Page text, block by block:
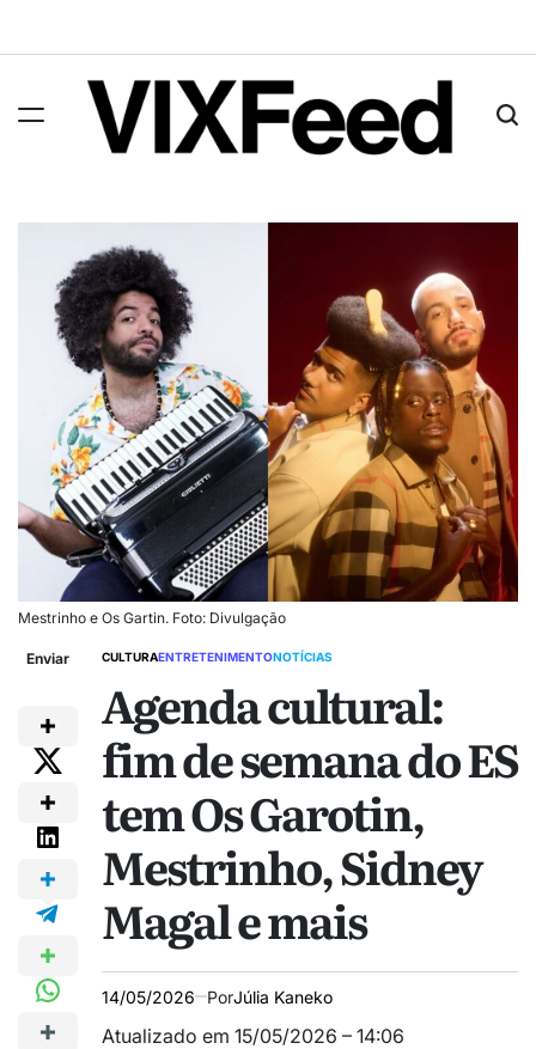
Mestrinho e Os Gartin. Foto: Divulgação
Enviar CULTURAENTRETENIMENTONOTÍCIAS
Agenda cultural:
fim de semana do ES
tem Os Garotin,
Mestrinho, Sidney
Magal e mais
14/05/2026 PorJúlia Kaneko
Atualizado em 15/05/2026 – 14:06